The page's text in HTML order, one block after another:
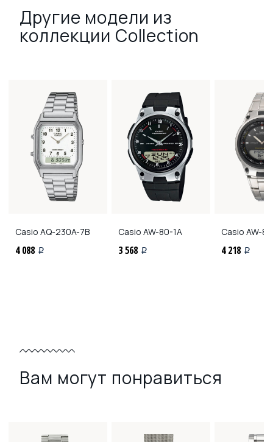
Другие модели из
коллекции Collection
Casio AQ-230A-7B
4 088 i
Casio AW-80-1A
3 568 i
CasioAW-
4 218 i
Вам могут понравиться